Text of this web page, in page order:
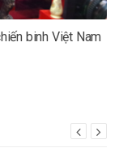
binh Việt Nam